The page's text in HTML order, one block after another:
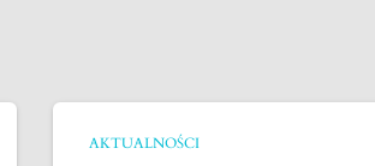
AKTUALNOŚCI